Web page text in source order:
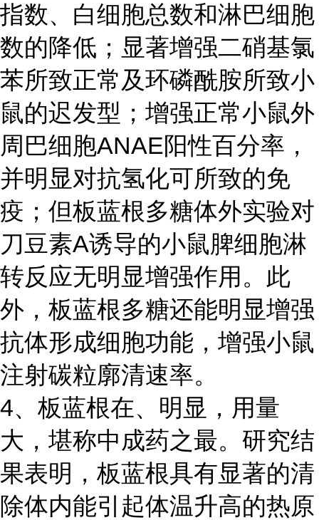
指数、白细胞总数和淋巴细胞
数的降低；显著增强二硝基氯
苯所致正常及环磷酰胺所致小
鼠的迟发型；增强正常小鼠外
周巴细胞ANAE阳性百分率，
并明显对抗氢化可所致的免
疫；但板蓝根多糖体外实验对
刀豆素A诱导的小鼠脾细胞淋
转反应无明显增强作用。此
外，板蓝根多糖还能明显增强
抗体形成细胞功能，增强小鼠
注射碳粒廓清速率。
4、板蓝根在、明显，用量
大，堪称中成药之最。研究结
果表明，板蓝根具有显著的清
除体内能引起体温升高的热原